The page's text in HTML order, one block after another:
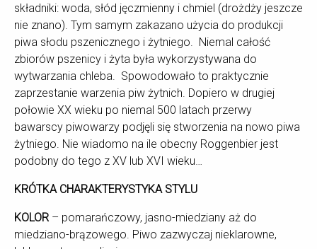
składniki: woda, słód jęczmienny i chmiel (drożdży jeszcze
nie znano). Tym samym zakazano użycia do produkcji
piwa słodu pszenicznego i żytniego. Niemal całość
zbiorów pszenicy i żyta była wykorzystywana do
wytwarzania chleba. Spowodowało to praktycznie
zaprzestanie warzenia piw żytnich. Dopiero w drugiej
połowie XX wieku po niemal 500 latach przerwy
bawarscy piwowarzy podjęli się stworzenia na nowo piwa
żytniego. Nie wiadomo na ile obecny Roggenbier jest
podobny do tego z XV lub XVI wieku…
KRÓTKA CHARAKTERYSTYKA STYLU
KOLOR – pomarańczowy, jasno-miedziany aż do
miedziano-brązowego. Piwo zazwyczaj nieklarowne,